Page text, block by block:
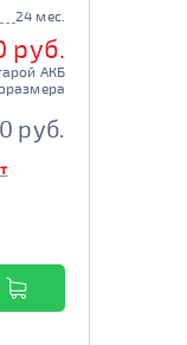
24 мес.
руб.
АКБ
руб.